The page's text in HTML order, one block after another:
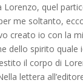
Lorenzo, quel
me soltanto,
creato io con la
dello spirito quale
il corpo di
lettera